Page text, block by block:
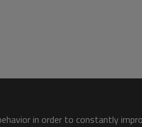
in order to constantly